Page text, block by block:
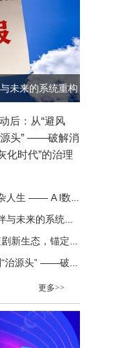
未来的系统重构
动后：从“避风
源头” ——破解消
化时代”的治理
八大核心能力，助你掌控复杂人生 —— A l数字化时代“人生八力”模型深度拆解
春秋假：一场关乎成长、陪伴与未来的系统重构
榭尔超级智能体：重构 AI 短剧新生态，锚定去中心化价值互联网未来
“3·15”行动后：从“避风头”到“治源头” ——破解消费安全“灰化时代”的治理困局
更多>>